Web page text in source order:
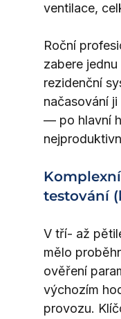
ventilace,
Roční
zabere
rezidenční
načasování
— po hlavní
testování
V tří- až
mělo
ověření
výchozím
provozu.